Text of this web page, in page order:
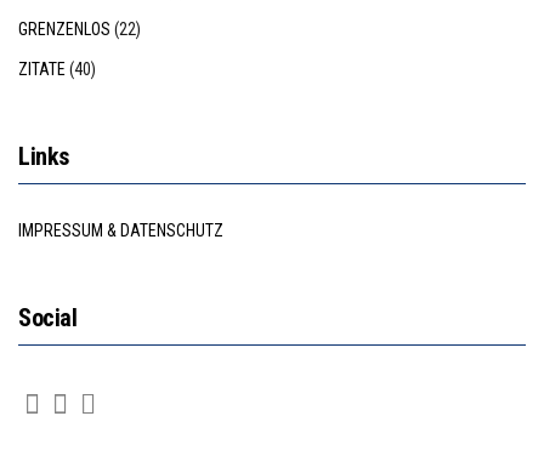
GRENZENLOS (22)
ZITATE (40)
Links
IMPRESSUM & DATENSCHUTZ
Social